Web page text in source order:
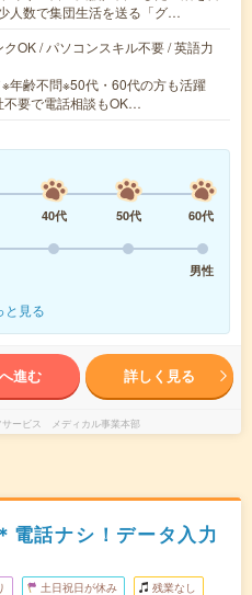
人数で集団生活を送る「グ…
クOK / パソコンスキル不要 / 英語力
年齢不問※50代・60代の方も活躍
不要で電話相談もOK…
40代 50代
60代
男性
と見る
進む 詳しく見る
サービス メディカル事業本部
電話ナシ！データ入力
土日祝日が休み 残業なし